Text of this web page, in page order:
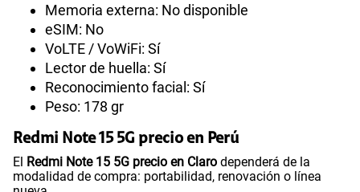
Memoria externa: No disponible
eSIM: No
VoLTE / VoWiFi: Sí
Lector de huella: Sí
Reconocimiento facial: Sí
Peso: 178 gr
Redmi Note 15 5G precio en Perú
El Redmi Note 15 5G precio en Claro dependerá de la
modalidad de compra: portabilidad, renovación o línea